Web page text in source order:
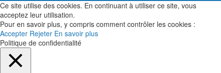
Ce site utilise des cookies. En continuant à utiliser ce site, vous
acceptez leur utilisation.
Pour en savoir plus, y compris comment contrôler les cookies :
Accepter Rejeter En savoir plus
Politique de confidentialité